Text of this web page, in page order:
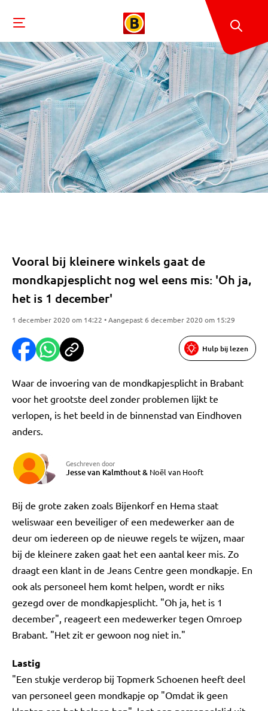
Vooral bij kleinere winkels gaat de
mondkapjesplicht nog wel eens mis: 'Oh ja,
het is 1 december'
1 december 2020 om 14:22 • Aangepast 6 december 2020 om 15:29
Hulp bij lezen
Waar de invoering van de mondkapjesplicht in Brabant
voor het grootste deel zonder problemen lijkt te
verlopen, is het beeld in de binnenstad van Eindhoven
anders.
Geschreven door
Jesse van Kalmthout& Noël van Hooft
Bij de grote zaken zoals Bijenkorf en Hema staat
weliswaar een beveiliger of een medewerker aan de
deur om iedereen op de nieuwe regels te wijzen, maar
bij de kleinere zaken gaat het een aantal keer mis. Zo
draagt een klant in de Jeans Centre geen mondkapje. En
ook als personeel hem komt helpen, wordt er niks
gezegd over de mondkapjesplicht. "Oh ja, het is 1
december", reageert een medewerker tegen Omroep
Brabant. "Het zit er gewoon nog niet in."
Lastig
"Een stukje verderop bij Topmerk Schoenen heeft deel
van personeel geen mondkapje op "Omdat ik geen